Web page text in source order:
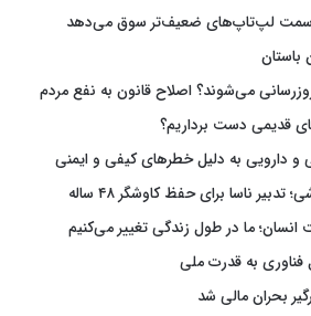
به سمت لپ‌تاپ‌های ضعیف‌تر سوق می‌دهد
باستان
می‌شوند؟ اصلاح قانون به نفع مردم
قدیمی دست برداریم؟
انسان؛ ما در طول زندگی تغییر می‌کنیم
فناوری به قدرت ملی
بحران مالی شد